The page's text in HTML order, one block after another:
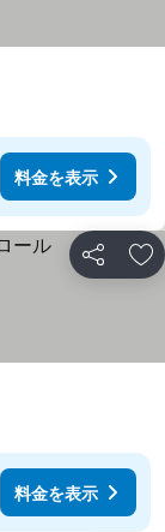
料金を表示
シェア お
料金を表示